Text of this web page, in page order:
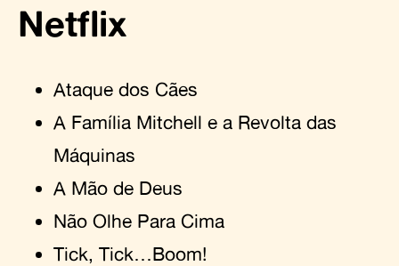
Netflix
Ataque dos Cães
A Família Mitchell e a Revolta das
Máquinas
A Mão de Deus
Não Olhe Para Cima
Tick, Tick…Boom!